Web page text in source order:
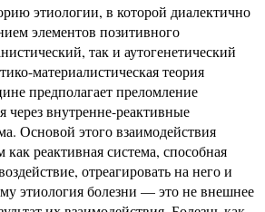
этиологии, в которой диалектично
элементов позитивного
так и аутогенетический
материалистическая теория
предполагает преломление
через внутренне-реактивные
Основой этого взаимодействия
как реактивная система, способная
отреагировать на него и
этиология болезни — это не внешнее